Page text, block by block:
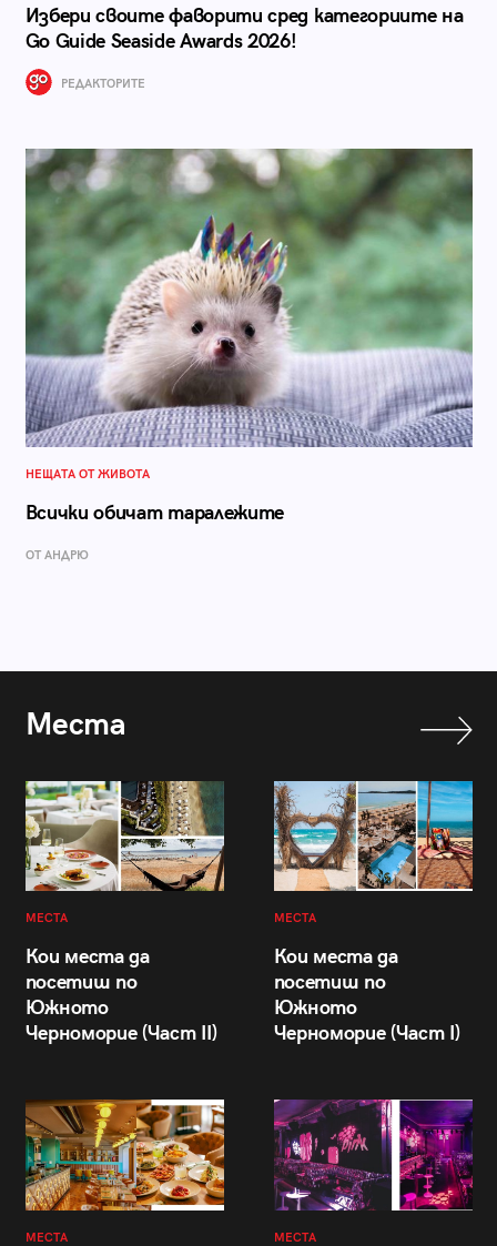
Избери своите фаворити сред категориите на
Go Guide Seaside Awards 2026!
РЕДАКТОРИТЕ
НЕЩАТА ОТ ЖИВОТА
Всички обичат таралежите
ОТ АНДРЮ
Места
МЕСТА
Кои места да
посетиш по
Южното
Черноморие (Част II)
МЕСТА
Кои места да
посетиш по
Южното
Черноморие (Част I)
МЕСТА МЕСТА